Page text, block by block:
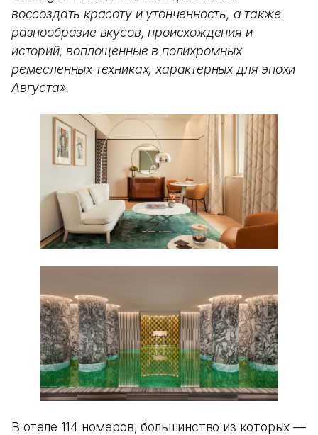
воссоздать красоту и утонченность, а также
разнообразие вкусов, происхождения и
историй, воплощенные в полихромных
ремесленных техниках, характерных для эпохи
Августа».
В отеле 114 номеров, большинство из которых —